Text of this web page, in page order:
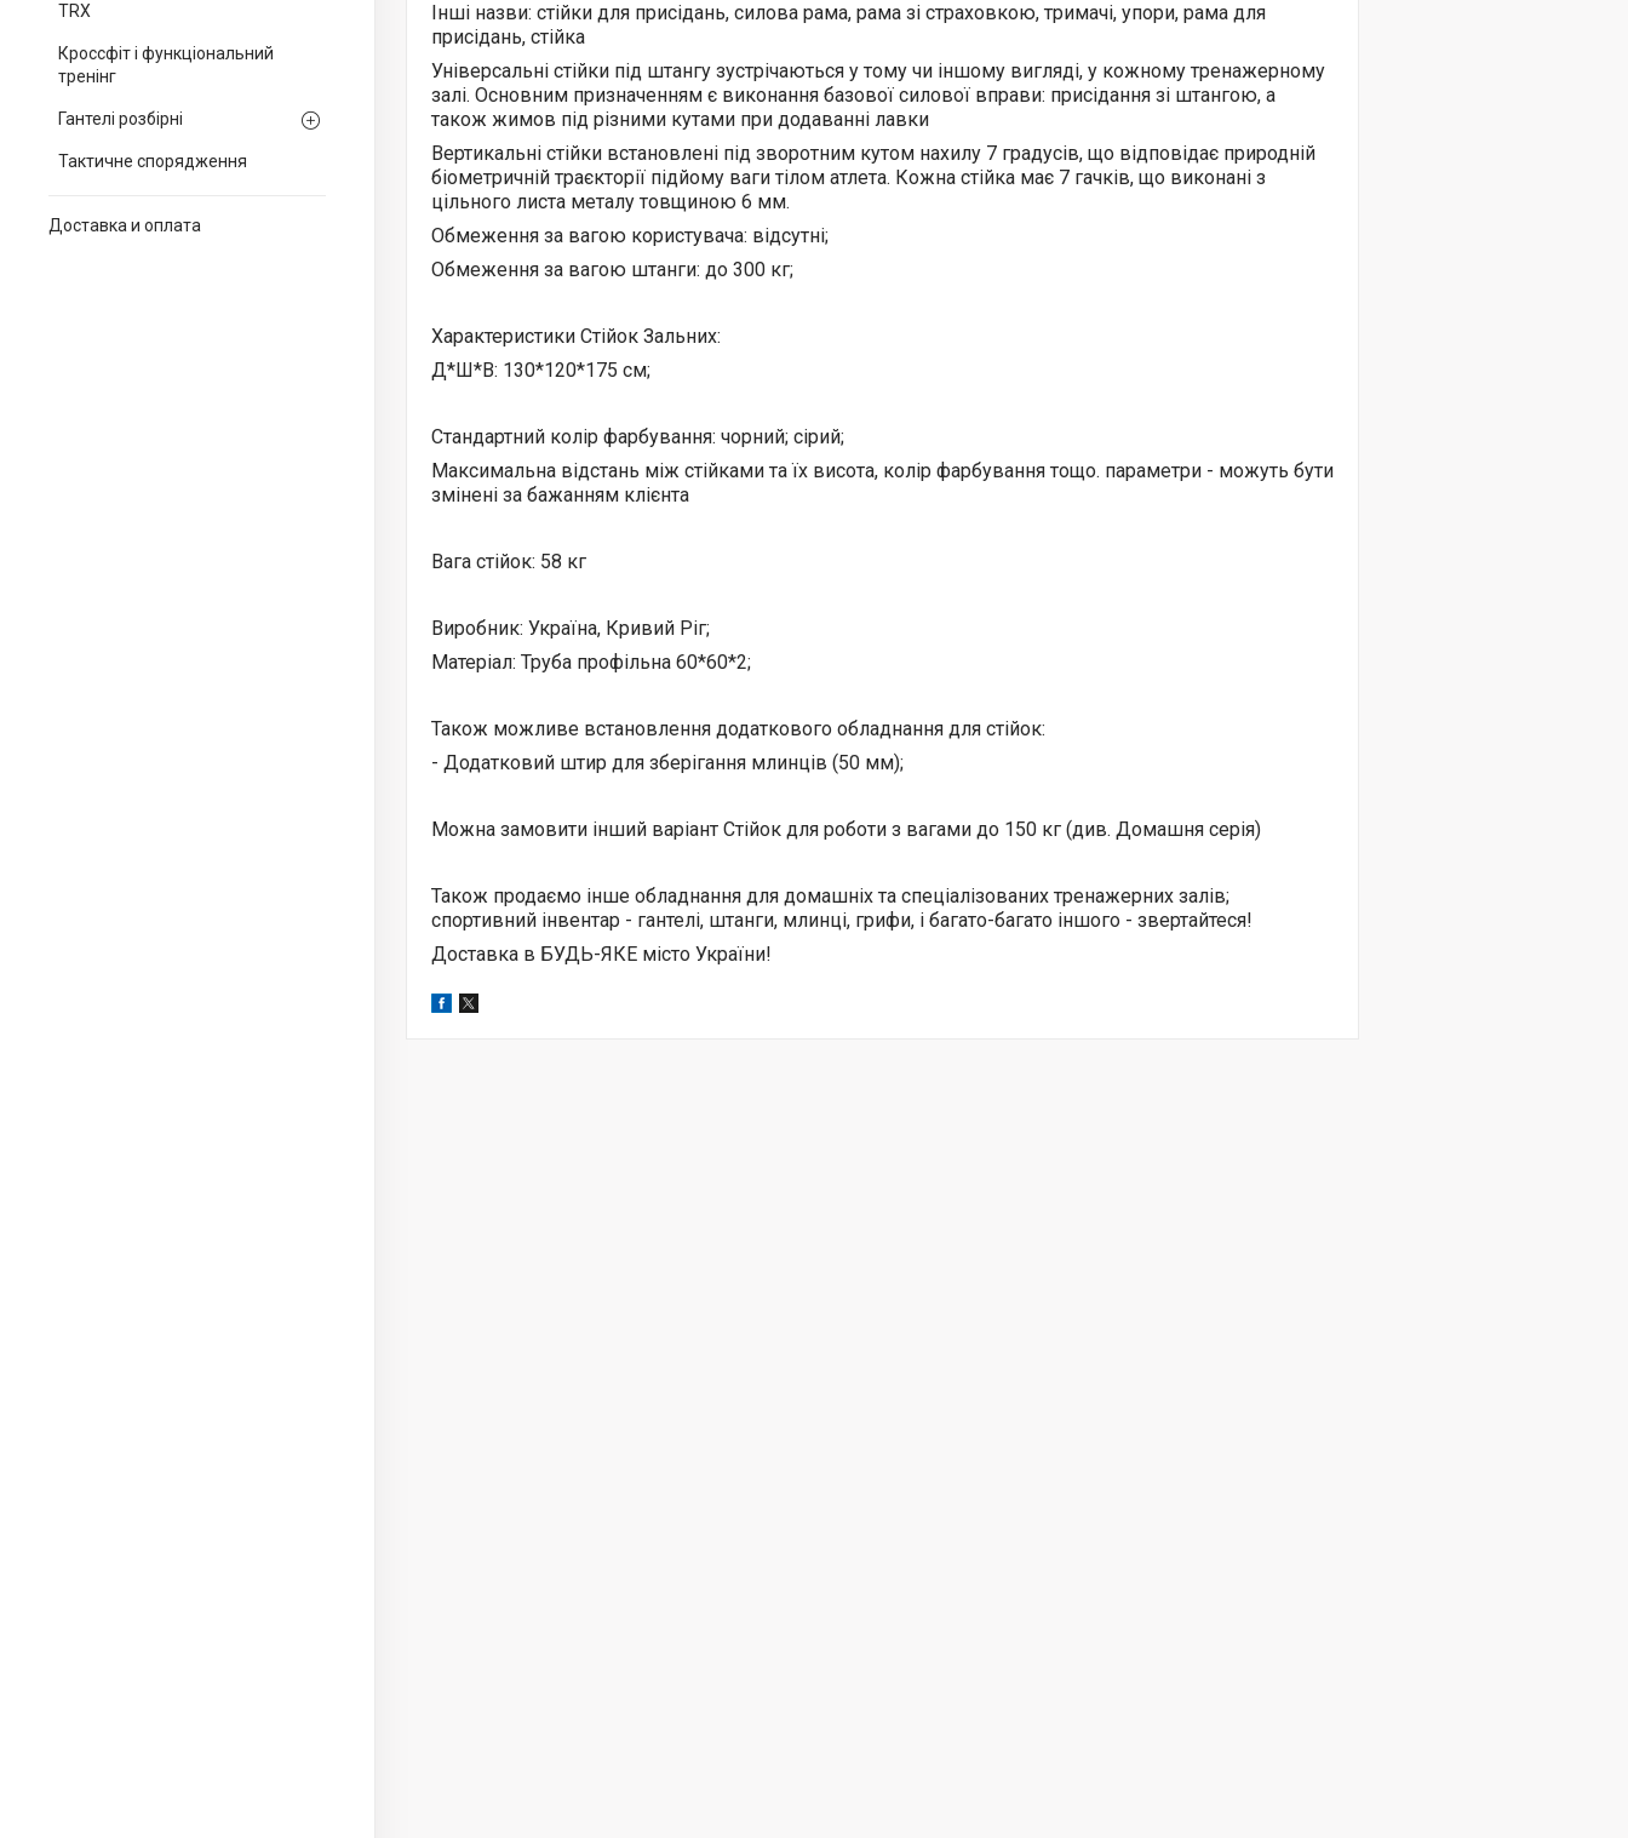
TRX
Кроссфіт і функціональний
тренінг
Гантелі розбірні
Тактичне спорядження
Доставка и оплата
Інші назви: стійки для присідань, силова рама, рама зі страховкою, тримачі, упори, рама для
присідань, стійка
Універсальні стійки під штангу зустрічаються у тому чи іншому вигляді, у кожному тренажерному
залі. Основним призначенням є виконання базової силової вправи: присідання зі штангою, а
також жимов під різними кутами при додаванні лавки
Вертикальні стійки встановлені під зворотним кутом нахилу 7 градусів, що відповідає природній
біометричній траєкторії підйому ваги тілом атлета. Кожна стійка має 7 гачків, що виконані з
цільного листа металу товщиною 6 мм.
Обмеження за вагою користувача: відсутні;
Обмеження за вагою штанги: до 300 кг;
Характеристики Стійок Зальних:
Д*Ш*В: 130*120*175 см;
Стандартний колір фарбування: чорний; сірий;
Максимальна відстань між стійками та їх висота, колір фарбування тощо. параметри - можуть бути
змінені за бажанням клієнта
Вага стійок: 58 кг
Виробник: Україна, Кривий Ріг;
Матеріал: Труба профільна 60*60*2;
Також можливе встановлення додаткового обладнання для стійок:
- Додатковий штир для зберігання млинців (50 мм);
Можна замовити інший варіант Стійок для роботи з вагами до 150 кг (див. Домашня серія)
Також продаємо інше обладнання для домашніх та спеціалізованих тренажерних залів;
спортивний інвентар - гантелі, штанги, млинці, грифи, і багато-багато іншого - звертайтеся!
Доставка в БУДЬ-ЯКЕ місто України!